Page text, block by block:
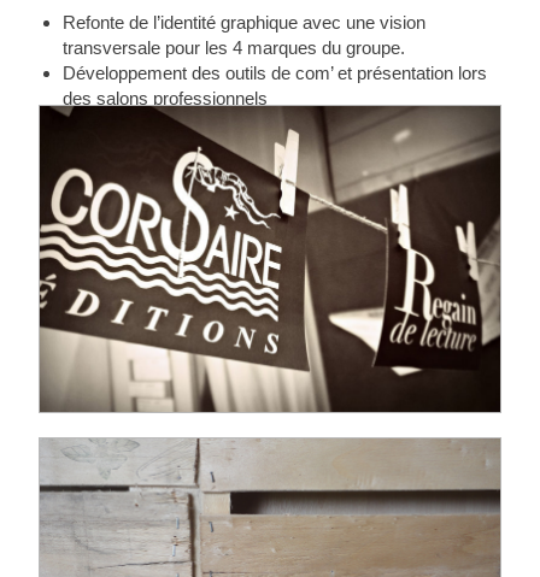
Refonte de l’identité graphique avec une vision
transversale pour les 4 marques du groupe.
Développement des outils de com’ et présentation lors
des salons professionnels
Développement de produits dérivés